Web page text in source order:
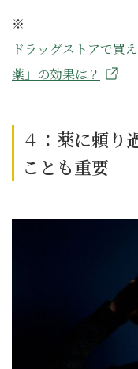
※
ドラッグストアで買
薬」の効果は？
４：薬に頼り
ことも重要